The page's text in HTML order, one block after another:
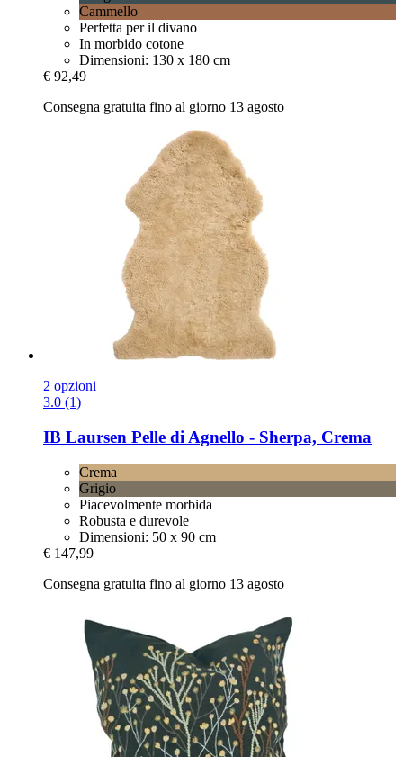
Cammello
Perfetta per il divano
In morbido cotone
Dimensioni: 130 x 180 cm
€ 92,49
Consegna gratuita fino al giorno 13 agosto
2 opzioni
3.0 (1)
IB Laursen Pelle di Agnello -​ Sherpa, Crema
Crema
Grigio
Piacevolmente morbida
Robusta e durevole
Dimensioni: 50 x 90 cm
€ 147,99
Consegna gratuita fino al giorno 13 agosto